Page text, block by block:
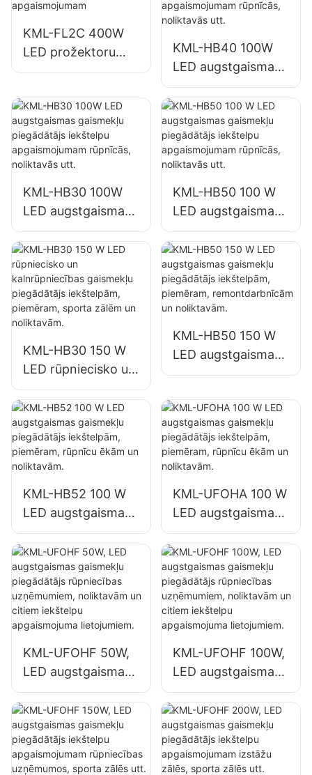
KML-FL2C 400W
LED prožektoru
piegādātājs ēku
būvlaukumu
apgaismojumam
KML-HB40 100W
LED augstgaismas
gaismekļu
piegādātājs
iekštelpu
apgaismojumam
rūpnīcās,
KML-HB30 100W
LED augstgaismas
gaismekļu
piegādātājs
iekštelpu
apgaismojumam
rūpnīcās,
noliktavās utt.
KML-HB50 100 W
LED augstgaismas
gaismekļu
piegādātājs
iekštelpu
apgaismojumam
rūpnīcās,
KML-HB30 150 W
LED rūpniecisko un
kalnrūpniecības
gaismekļu
piegādātājs
iekštelpām,
piemēram, sporta
noliktavām.
KML-HB50 150 W
LED augstgaismas
gaismekļu
iekštelpām,
piemēram,
remontdarbnīcām
un noliktavām.
KML-HB52 100 W
LED augstgaismas
gaismekļu
piegādātājs
iekštelpām,
piemēram, rūpnīcu
ēkām un
noliktavām.
KML-UFOHA 100 W
LED augstgaismas
gaismekļu
piegādātājs
iekštelpām,
piemēram, rūpnīcu
ēkām un
noliktavām.
KML-UFOHF 50W,
LED augstgaismas
gaismekļu
piegādātājs
rūpniecības
uzņēmumiem,
noliktavām un
KML-UFOHF 100W,
LED augstgaismas
gaismekļu
piegādātājs
rūpniecības
uzņēmumiem,
noliktavām un